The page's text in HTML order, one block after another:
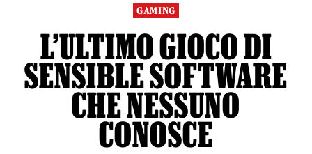
GAMING
L’ULTIMO GIOCO DI
SENSIBLE SOFTWARE
CHE NESSUNO
CONOSCE